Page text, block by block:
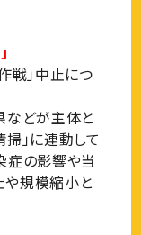
戦」中止につ
などが主体と
」に連動して
症の影響や当
や規模縮小と